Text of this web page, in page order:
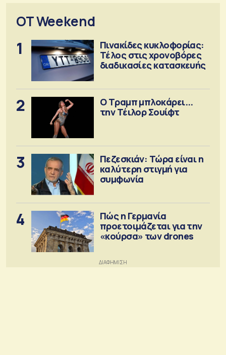
OT Weekend
1
Πινακίδες κυκλοφορίας:
Τέλος στις χρονοβόρες
διαδικασίες κατασκευής
2
Ο Τραμπ μπλοκάρει...
την Τέιλορ Σουίφτ
3
Πεζεσκιάν: Τώρα είναι η
καλύτερη στιγμή για
συμφωνία
4
Πώς η Γερμανία
προετοιμάζεται για την
«κούρσα» των drones